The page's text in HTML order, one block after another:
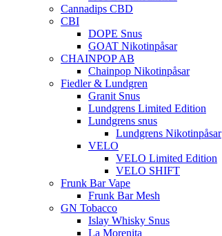
Cannadips CBD
CBI
DOPE Snus
GOAT Nikotinpåsar
CHAINPOP AB
Chainpop Nikotinpåsar
Fiedler & Lundgren
Granit Snus
Lundgrens Limited Edition
Lundgrens snus
Lundgrens Nikotinpåsar
VELO
VELO Limited Edition
VELO SHIFT
Frunk Bar Vape
Frunk Bar Mesh
GN Tobacco
Islay Whisky Snus
La Morenita